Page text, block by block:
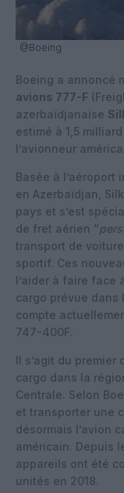
@Boeing
Boeing a annoncé
avions 777-F
azerbaïdjanaise
estimé à 1,5
l’avionneur
Basée à l’aéroport
en Azerbaïdjan,
pays et s’est
de fret aérien “
transport de
sportif. Ces
l’aider à faire face
cargo prévue dans
compte
747-400F.
Il s’agit du
cargo dans la
Centrale. Selon
et transporter une
désormais l’avion
américain. Depuis
appareils ont été
unités en 2018.